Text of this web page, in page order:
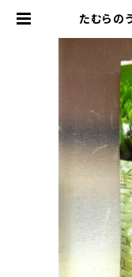
たむら